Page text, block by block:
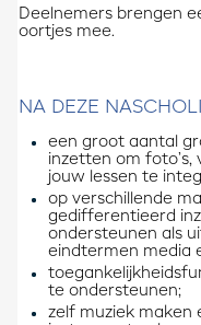
Deelnemers brengen
oortjes mee.
NA DEZE
een groot aantal
inzetten om foto’s,
jouw lessen te
op verschillende
gedifferentieerd
ondersteunen als
eindtermen media
te ondersteunen;
zelf muziek maken